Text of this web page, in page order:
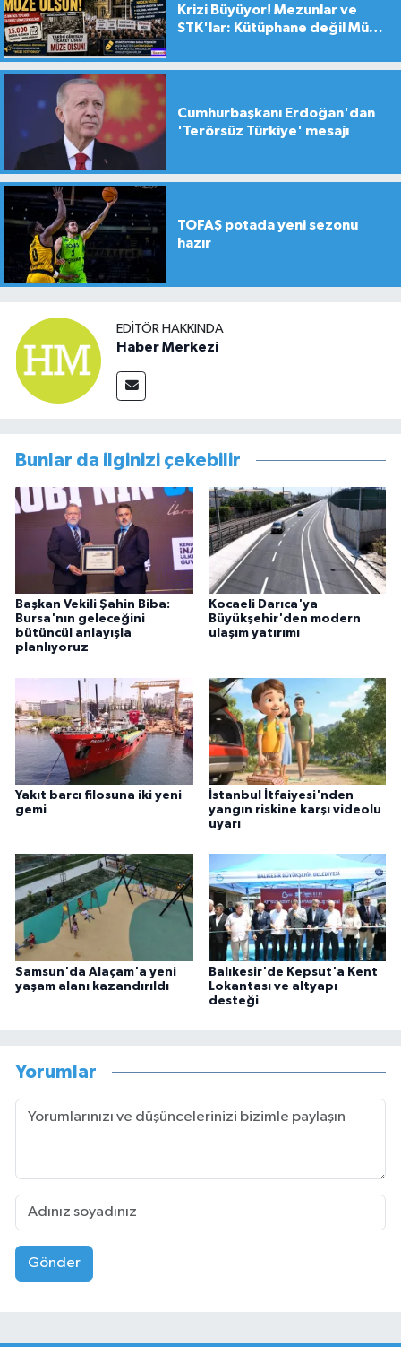
Krizi Büyüyor! Mezunlar ve
STK'lar: Kütüphane değil Müze
Cumhurbaşkanı Erdoğan'dan
'Terörsüz Türkiye' mesajı
TOFAŞ potada yeni sezonu
hazır
EDITÖR HAKKINDA
Haber Merkezi
Bunlar da ilginizi çekebilir
Başkan Vekili Şahin Biba:
Bursa'nın geleceğini
bütüncül anlayışla
planlıyoruz
Kocaeli Darıca'ya
Büyükşehir'den modern
ulaşım yatırımı
Yakıt barcı filosuna iki yeni
gemi
İstanbul İtfaiyesi'nden
yangın riskine karşı videolu
uyarı
Samsun'da Alaçam'a yeni
yaşam alanı kazandırıldı
Balıkesir'de Kepsut'a Kent
Lokantası ve altyapı
desteği
Yorumlar
Gönder